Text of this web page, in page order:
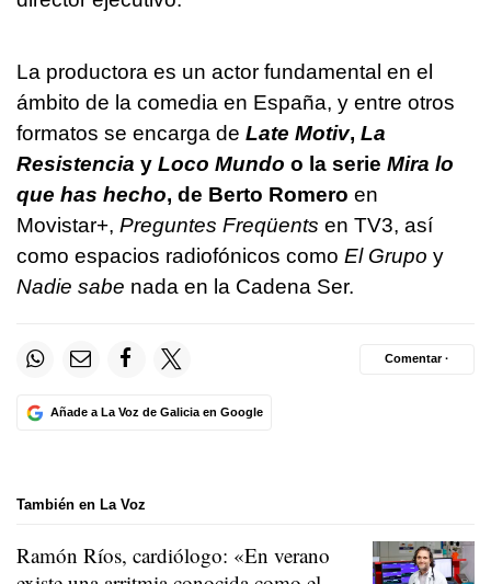
La productora es un actor fundamental en el
ámbito de la comedia en España, y entre otros
formatos se encarga de Late Motiv, La
Resistencia y Loco Mundo o la serie Mira lo
que has hecho, de Berto Romero en
Movistar+, Preguntes Freqüents en TV3, así
como espacios radiofónicos como El Grupo y
Nadie sabe nada en la Cadena Ser.
Añade a La Voz de Galicia en Google
Comentar ·
También en La Voz
Ramón Ríos, cardiólogo: «En verano